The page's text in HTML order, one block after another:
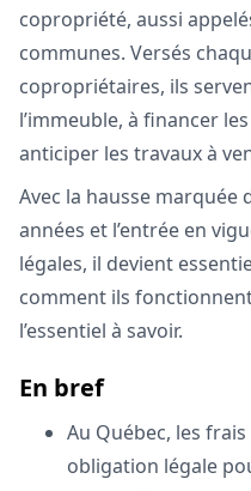
copropriété, aussi
communes. Versés
copropriétaires, ils
l’immeuble, à financer
anticiper les travaux à
Avec la hausse marquée
années et l’entrée en
légales, il devient
comment ils fonctionnent
l’essentiel à savoir.
En bref
Au Québec, les
obligation légale